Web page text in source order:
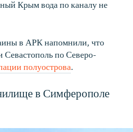
1080p
Крым вода по каналу не
в АРК напомнили, что
Севастополь по Северо-
полуострова.
в Симферополе